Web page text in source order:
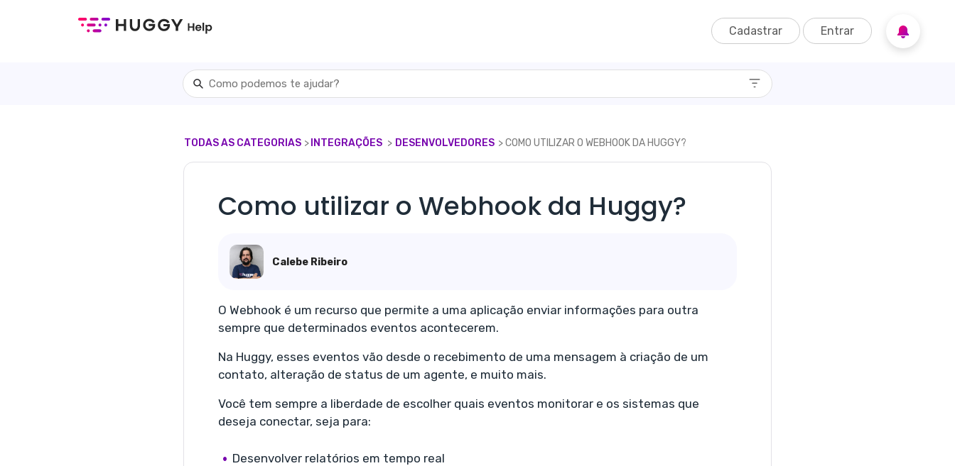
Cadastrar Entrar
TODAS AS CATEGORIAS ​>​ ​INTEGRAÇÕES ​ > ​ ​DESENVOLVEDORES ​> ​ COMO UTILIZAR O WEBHOOK DA HUGGY?
Como utilizar o Webhook da Huggy?
Calebe Ribeiro
O Webhook é um recurso que permite a uma aplicação enviar informações para outra
sempre que determinados eventos acontecerem.
Na Huggy, esses eventos vão desde o recebimento de uma mensagem à criação de um
contato, alteração de status de um agente, e muito mais.
Você tem sempre a liberdade de escolher quais eventos monitorar e os sistemas que
deseja conectar, seja para:
Desenvolver relatórios em tempo real